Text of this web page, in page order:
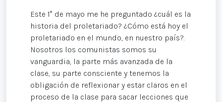
Este 1° de mayo me he preguntado ¿cuál es la
historia del proletariado? ¿Cómo está hoy el
proletariado en el mundo, en nuestro país?.
Nosotros los comunistas somos su
vanguardia, la parte más avanzada de la
clase, su parte consciente y tenemos la
obligación de reflexionar y estar claros en el
proceso de la clase para sacar lecciones que